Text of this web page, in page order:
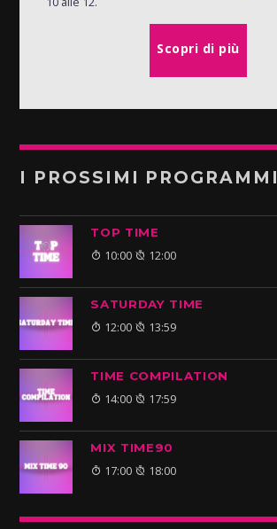
Scopri di più
I PROSSIMI PROGRAMMI
TOP TIME
10:00 12:00
SATURDAY TIME
12:00 13:59
TIME COMPILATION
14:00 17:59
MIX TIME90
17:00 18:00